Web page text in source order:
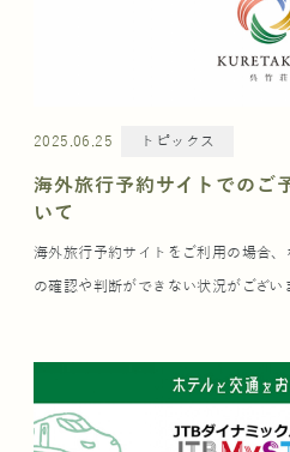
2025.06.25 トピックス
海外旅行予約サイトでのご
いて
海外旅行予約サイトをご利用の場合
の確認や判断ができない状況がござい